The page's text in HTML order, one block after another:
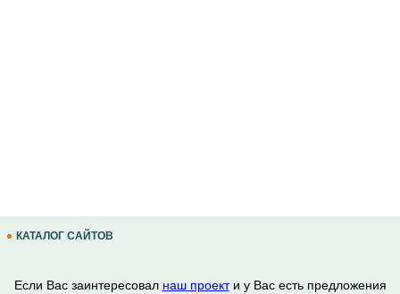
КАТАЛОГ САЙТОВ
Если Вас заинтересовал наш проекти у Вас есть предложения